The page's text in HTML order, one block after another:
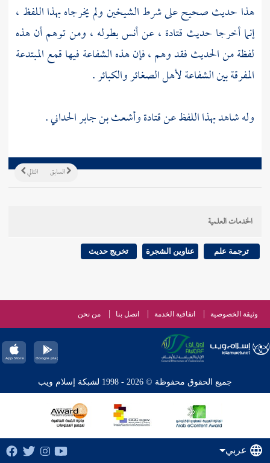
هذا حديث صحيح على شرط الشيخين ولم يخرجاه بهذا اللفظ ،
إنما أخرجا حديث قتادة ، عنأنسبطوله ، ومن توهم أن هذه
لفظة من الحديث فقد وهم ، فإن هذه الشفاعة فيها قمع المبتدعة
المفرقة بين الشفاعة لأهل الصغائر والكبائر .
وله شاهد بهذا اللفظ عنقتادةوأشعث بن جابر الحداني.
التالي السابق
الخدمات العلمية
ترجمة علم عناوين الشجرة تخريج حديث
وثيقة الخصوصية اتفاقية الخدمة اتصل بنا من نحن
جميع الحقوق محفوظة © 2026 - 1998 لشبكة إسلام ويب
عربي